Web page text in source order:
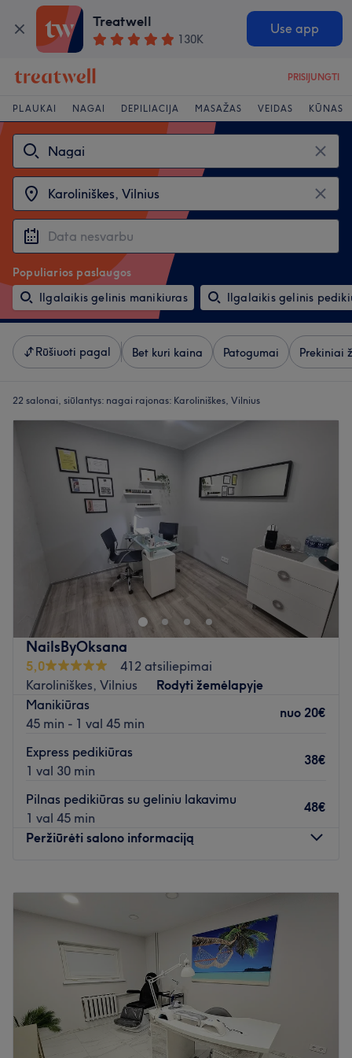
Treatwell
130K
Use app
PRISIJUNGTI
PLAUKAI NAGAI DEPILIACIJA MASAŽAS VEIDAS KŪNAS
Populiarios paslaugos
Ilgalaikis gelinis manikiuras
Ilgalaikis gelinis
Rūšiuoti pagal Bet kuri kaina Patogumai Prekiniai
22 salonai, siūlantys: nagai rajonas: Karoliniškes, Vilnius
NailsByOksana
5,0
412 atsiliepimai
Karoliniškes, Vilnius
Rodyti žemėlapyje
Manikiūras
45 min - 1 val 45 min
nuo 20€
Express pedikiūras
1 val 30 min
38€
Pilnas pedikiūras su geliniu lakavimu
1 val 45 min
48€
Peržiūrėti salono informaciją
Antradienis
10:00–20:00
Ketvirtadienis
10:00–18:00
Penktadienis
10:00 –
Šeštadienis
10:00–
Sekmadienis
Palepinkite save šiuolaikiniame grožio salone
NailsByOksana, kuris yra įsikūręs Vilniuje, vos kelių